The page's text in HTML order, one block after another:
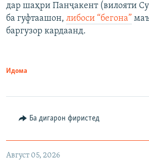
дар шаҳри Панҷакент (вилояти
ба гуфтаашон, либоси “бегона”
баргузор кардаанд.
Идома
Ба дигарон фиристед
Август 05, 2026